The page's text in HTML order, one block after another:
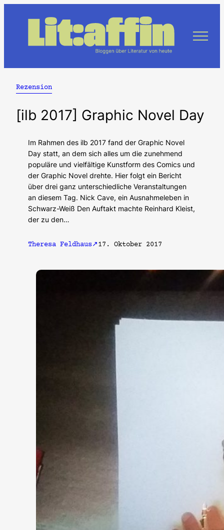
Rezension
[ilb 2017] Graphic Novel Day
Im Rahmen des ilb 2017 fand der Graphic Novel
Day statt, an dem sich alles um die zunehmend
populäre und vielfältige Kunstform des Comics und
der Graphic Novel drehte. Hier folgt ein Bericht
über drei ganz unterschiedliche Veranstaltungen
an diesem Tag. Nick Cave, ein Ausnahmeleben in
Schwarz-Weiß Den Auftakt machte Reinhard Kleist,
der zu den…
Theresa Feldhaus 17. Oktober 2017